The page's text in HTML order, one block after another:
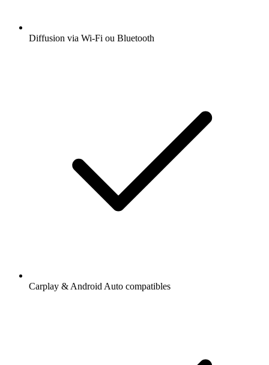
Diffusion via Wi-Fi ou Bluetooth
Carplay & Android Auto compatibles